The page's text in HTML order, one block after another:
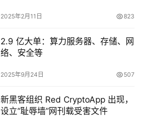
2025年2月11日 823
2.9 亿大单：算力服务器、存储、网
络、安全等
2025年9月24日 507
新黑客组织 Red CryptoApp 出现，
设立“耻辱墙”网刊载受害文件